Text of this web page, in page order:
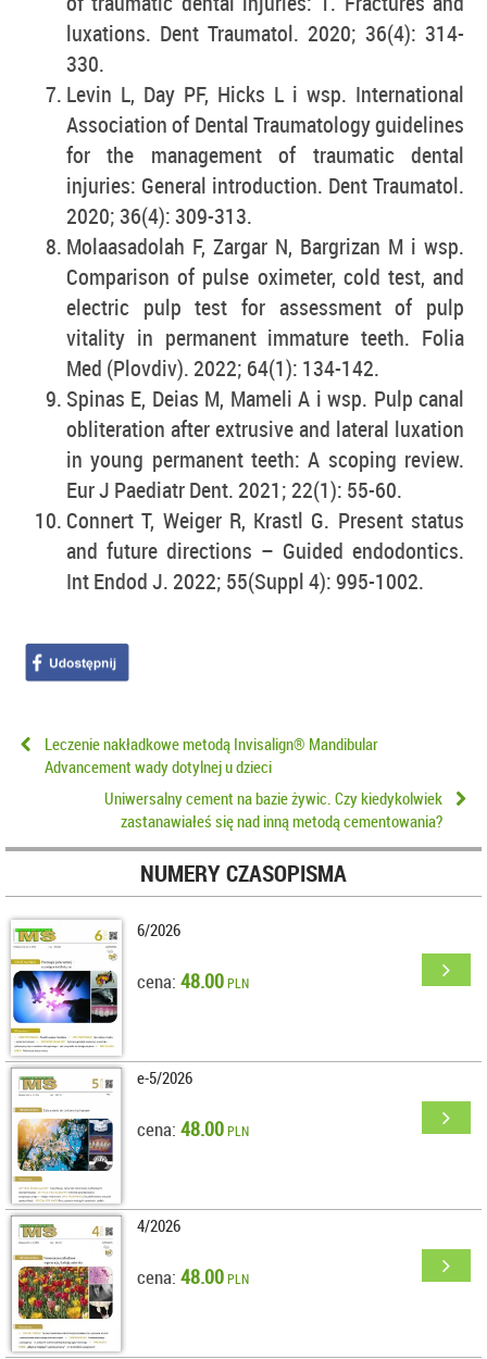
luxations. Dent Traumatol. 2020; 36(4): 314-
330.
Levin L, Day PF, Hicks L i wsp. International
Association of Dental Traumatology guidelines
for the management of traumatic dental
injuries: General introduction. Dent Traumatol.
2020; 36(4): 309-313.
Molaasadolah F, Zargar N, Bargrizan M i wsp.
Comparison of pulse oximeter, cold test, and
electric pulp test for assessment of pulp
vitality in permanent immature teeth. Folia
Med (Plovdiv). 2022; 64(1): 134-142.
Spinas E, Deias M, Mameli A i wsp. Pulp canal
obliteration after extrusive and lateral luxation
in young permanent teeth: A scoping review.
Eur J Paediatr Dent. 2021; 22(1): 55-60.
Connert T, Weiger R, Krastl G. Present status
and future directions – Guided endodontics.
Int Endod J. 2022; 55(Suppl 4): 995-1002.
Leczenie nakładkowe metodą Invisalign® Mandibular
Advancement wady dotylnej u dzieci
Uniwersalny cement na bazie żywic. Czy kiedykolwiek
zastanawiałeś się nad inną metodą cementowania?
NUMERY CZASOPISMA
6/2026
cena: 48.00PLN
e-5/2026
cena: 48.00PLN
4/2026
cena: 48.00PLN